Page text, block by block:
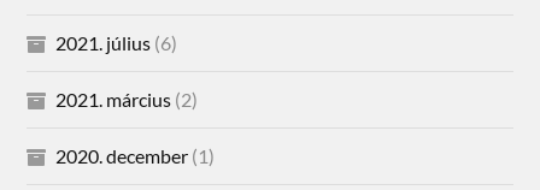
2021. július (6)
2021. március (2)
2020. december (1)